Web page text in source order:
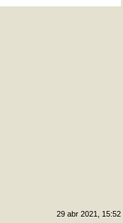
29 abr 2021, 15:52